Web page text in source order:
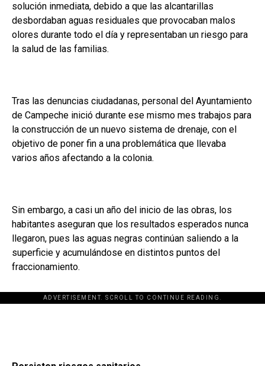
solución inmediata, debido a que las alcantarillas
desbordaban aguas residuales que provocaban malos
olores durante todo el día y representaban un riesgo para
la salud de las familias.
Tras las denuncias ciudadanas, personal del Ayuntamiento
de Campeche inició durante ese mismo mes trabajos para
la construcción de un nuevo sistema de drenaje, con el
objetivo de poner fin a una problemática que llevaba
varios años afectando a la colonia.
Sin embargo, a casi un año del inicio de las obras, los
habitantes aseguran que los resultados esperados nunca
llegaron, pues las aguas negras continúan saliendo a la
superficie y acumulándose en distintos puntos del
fraccionamiento.
ADVERTISEMENT. SCROLL TO CONTINUE READING.